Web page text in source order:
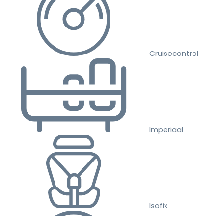
Cruisecontrol
Imperiaal
Isofix